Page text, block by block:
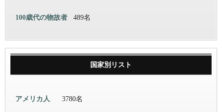
100歳代の物故者 489名
国家別リスト
アメリカ人 3780名